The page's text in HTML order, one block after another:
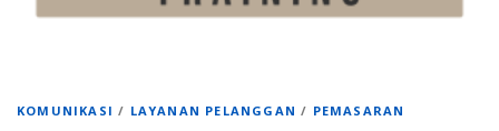
KOMUNIKASI / LAYANAN PELANGGAN / PEMASARAN